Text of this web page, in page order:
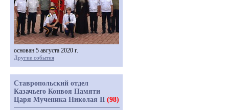
основан 5 августа 2020 г.
Другие события
Ставропольский отдел
Казачьего Конвоя Памяти
Царя Мученика Николая II (98)